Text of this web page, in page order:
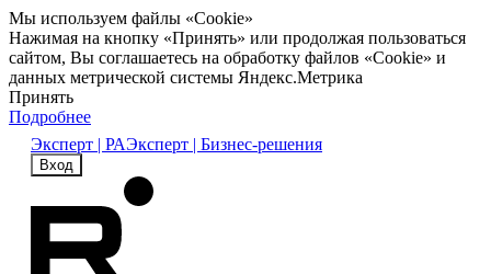
Мы используем файлы «Cookie»
Нажимая на кнопку «Принять» или продолжая пользоваться
сайтом, Вы соглашаетесь на обработку файлов «Cookie» и
данных метрической системы Яндекс.Метрика
Принять
Подробнее
Эксперт | РАЭксперт | Бизнес-решения
Вход